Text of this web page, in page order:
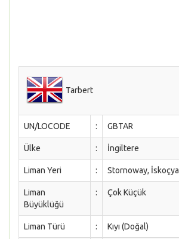
Tarbert
UN/LOCODE : GBTAR
Ülke : İngiltere
Liman Yeri : Stornoway, İskoçya
Liman
Büyüklüğü
: Çok Küçük
Liman Türü : Kıyı (Doğal)